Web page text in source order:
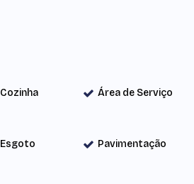
Cozinha Área de Serviço
Esgoto
Pavimentação